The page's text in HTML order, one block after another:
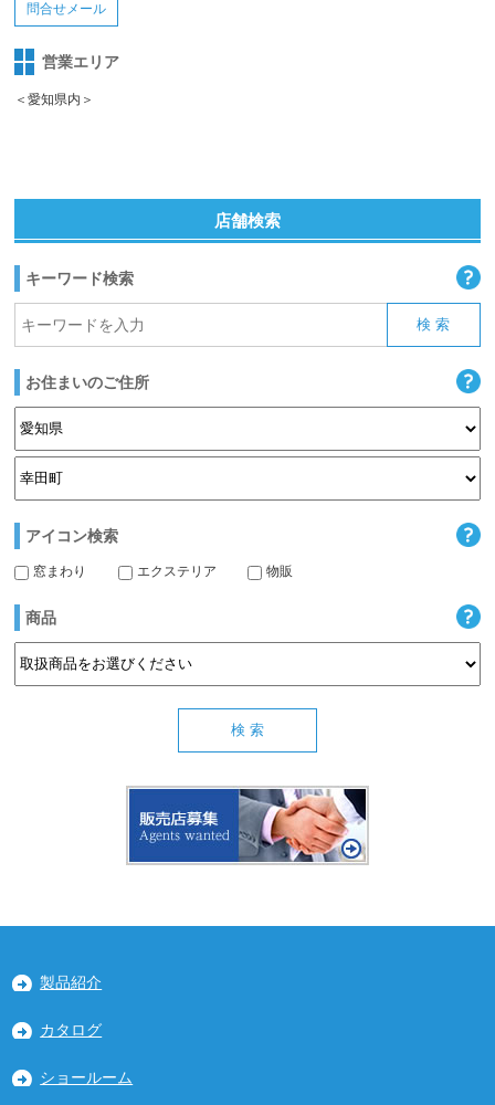
問合せメール
営業エリア
＜愛知県内＞
店舗検索
キーワード検索
お住まいのご住所
アイコン検索
窓まわり エクステリア 物販
商品
製品紹介
カタログ
ショールーム